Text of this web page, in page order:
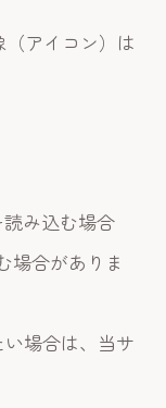
アイコン）は
み込む場合
場合がありま
場合は、当サ